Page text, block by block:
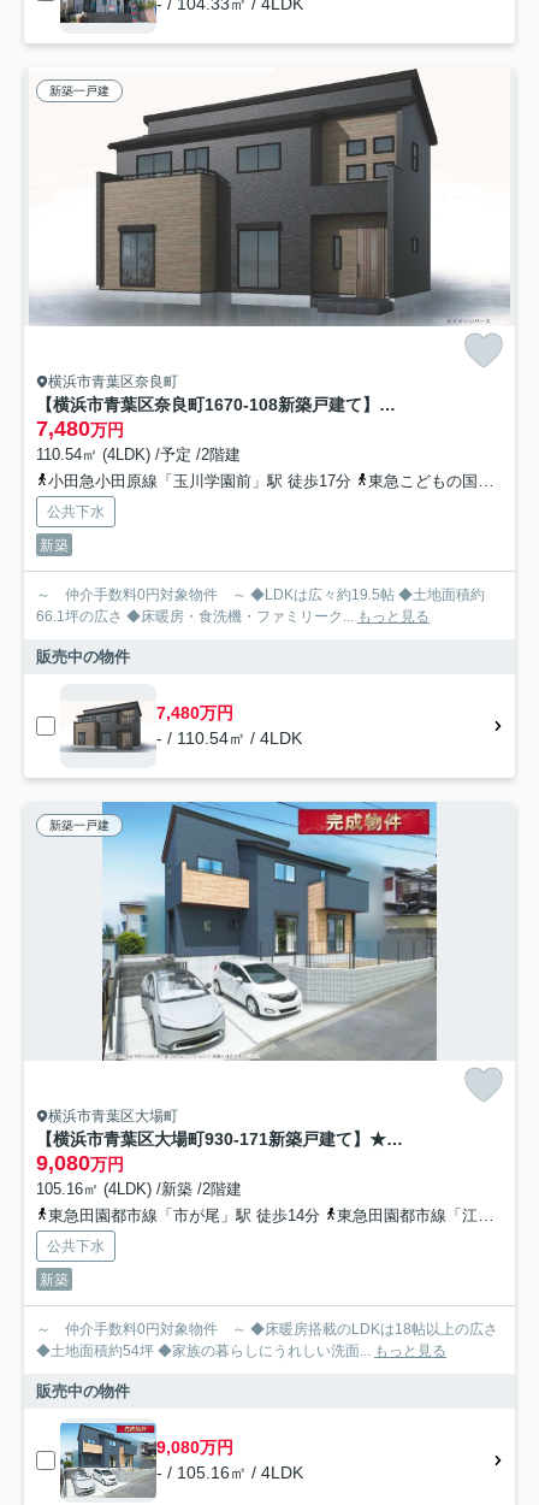
新築一戸建
横浜市青葉区奈良町
【横浜市青葉区奈良町1670-108新築戸建て】★仲介手数料無料★（奈良小学校・奈良中学校）
7,480万円
110.54㎡ (4LDK) /予定 /2階建
小田急小田原線「玉川学園前」駅 徒歩17分
東急こどもの国線「こどもの国」駅 徒歩19分
公共下水
新築
～ 仲介手数料0円対象物件 ～ ◆LDKは広々約19.5帖 ◆土地面積約
66.1坪の広さ ◆床暖房・食洗機・ファミリーク... もっと見る
販売中の物件
7,480万円
- / 110.54㎡ / 4LDK
新築一戸建
横浜市青葉区大場町
【横浜市青葉区大場町930-171新築戸建て】★仲介手数料無料★（市が尾小学校・もえぎ野中学校）
9,080万円
105.16㎡ (4LDK) /新築 /2階建
東急田園都市線「市が尾」駅 徒歩14分
東急田園都市線「江田」駅 徒歩21分
公共下水
新築
～ 仲介手数料0円対象物件 ～ ◆床暖房搭載のLDKは18帖以上の広さ
◆土地面積約54坪 ◆家族の暮らしにうれしい洗面... もっと見る
販売中の物件
9,080万円
- / 105.16㎡ / 4LDK